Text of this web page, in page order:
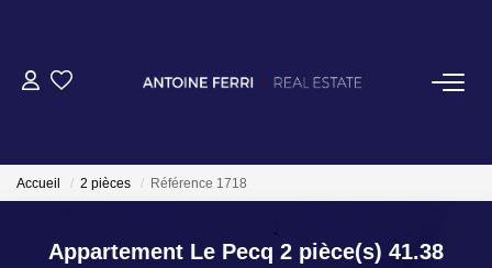
ACHETER
Accueil 2 pièces Référence 1718
Appartement Le Pecq 2 pièce(s) 41.38